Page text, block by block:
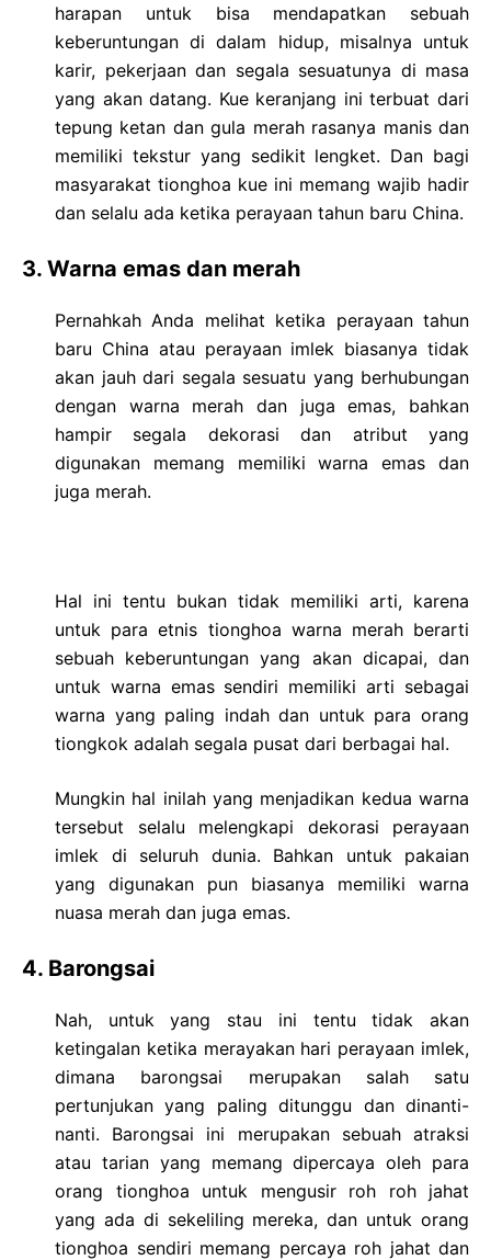
harapan untuk bisa mendapatkan sebuah
keberuntungan di dalam hidup, misalnya untuk
karir, pekerjaan dan segala sesuatunya di masa
yang akan datang. Kue keranjang ini terbuat dari
tepung ketan dan gula merah rasanya manis dan
memiliki tekstur yang sedikit lengket. Dan bagi
masyarakat tionghoa kue ini memang wajib hadir
dan selalu ada ketika perayaan tahun baru China.
3. Warna emas dan merah
Pernahkah Anda melihat ketika perayaan tahun
baru China atau perayaan imlek biasanya tidak
akan jauh dari segala sesuatu yang berhubungan
dengan warna merah dan juga emas, bahkan
hampir segala dekorasi dan atribut yang
digunakan memang memiliki warna emas dan
juga merah.
Hal ini tentu bukan tidak memiliki arti, karena
untuk para etnis tionghoa warna merah berarti
sebuah keberuntungan yang akan dicapai, dan
untuk warna emas sendiri memiliki arti sebagai
warna yang paling indah dan untuk para orang
tiongkok adalah segala pusat dari berbagai hal.
Mungkin hal inilah yang menjadikan kedua warna
tersebut selalu melengkapi dekorasi perayaan
imlek di seluruh dunia. Bahkan untuk pakaian
yang digunakan pun biasanya memiliki warna
nuasa merah dan juga emas.
4. Barongsai
Nah, untuk yang stau ini tentu tidak akan
ketingalan ketika merayakan hari perayaan imlek,
dimana barongsai merupakan salah satu
pertunjukan yang paling ditunggu dan dinanti-
nanti. Barongsai ini merupakan sebuah atraksi
atau tarian yang memang dipercaya oleh para
orang tionghoa untuk mengusir roh roh jahat
yang ada di sekeliling mereka, dan untuk orang
tionghoa sendiri memang percaya roh jahat dan